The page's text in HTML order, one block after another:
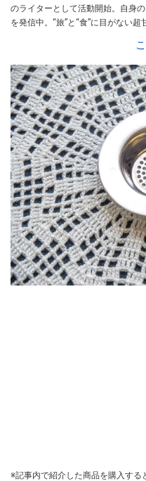
のライターとして活動開始。自身
を発信中。“旅”と“食”に目がない
※記事内で紹介した商品を購入する